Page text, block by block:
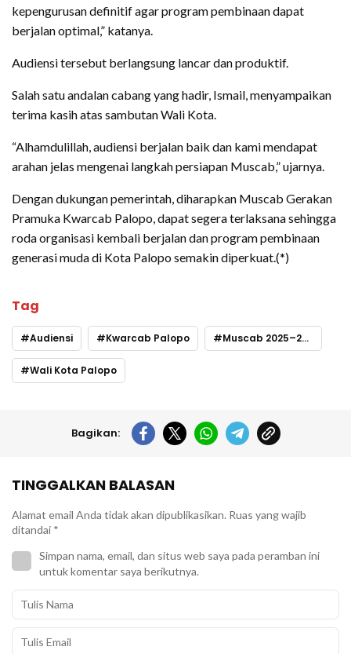
kepengurusan definitif agar program pembinaan dapat
berjalan optimal,” katanya.
Audiensi tersebut berlangsung lancar dan produktif.
Salah satu andalan cabang yang hadir, Ismail, menyampaikan
terima kasih atas sambutan Wali Kota.
“Alhamdulillah, audiensi berjalan baik dan kami mendapat
arahan jelas mengenai langkah persiapan Muscab,” ujarnya.
Dengan dukungan pemerintah, diharapkan Muscab Gerakan
Pramuka Kwarcab Palopo, dapat segera terlaksana sehingga
roda organisasi kembali berjalan dan program pembinaan
generasi muda di Kota Palopo semakin diperkuat.(*)
Tag
Audiensi Kwarcab Palopo Muscab 2025–2030
Wali Kota Palopo
Bagikan:
TINGGALKAN BALASAN
Alamat email Anda tidak akan dipublikasikan. Ruas yang wajib
ditandai *
Simpan nama, email, dan situs web saya pada peramban ini
untuk komentar saya berikutnya.